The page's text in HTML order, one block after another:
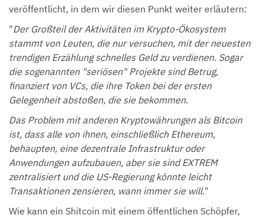
veröffentlicht, in dem wir diesen Punkt weiter erläutern:
"Der Großteil der Aktivitäten im Krypto-Ökosystem
stammt von Leuten, die nur versuchen, mit der neuesten
trendigen Erzählung schnelles Geld zu verdienen. Sogar
die sogenannten "seriösen" Projekte sind Betrug,
finanziert von VCs, die ihre Token bei der ersten
Gelegenheit abstoßen, die sie bekommen.
Das Problem mit anderen Kryptowährungen als Bitcoin
ist, dass alle von ihnen, einschließlich Ethereum,
behaupten, eine dezentrale Infrastruktur oder
Anwendungen aufzubauen, aber sie sind EXTREM
zentralisiert und die US-Regierung könnte leicht
Transaktionen zensieren, wann immer sie will."
Wie kann ein Shitcoin mit einem öffentlichen Schöpfer,